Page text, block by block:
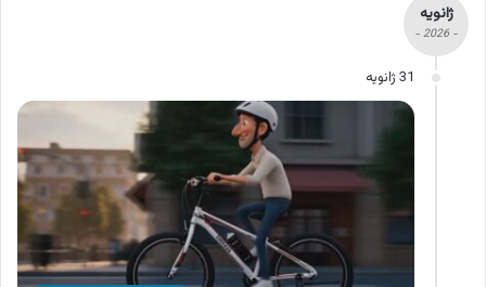
ژانویه
- 2026 -
31 ژانویه